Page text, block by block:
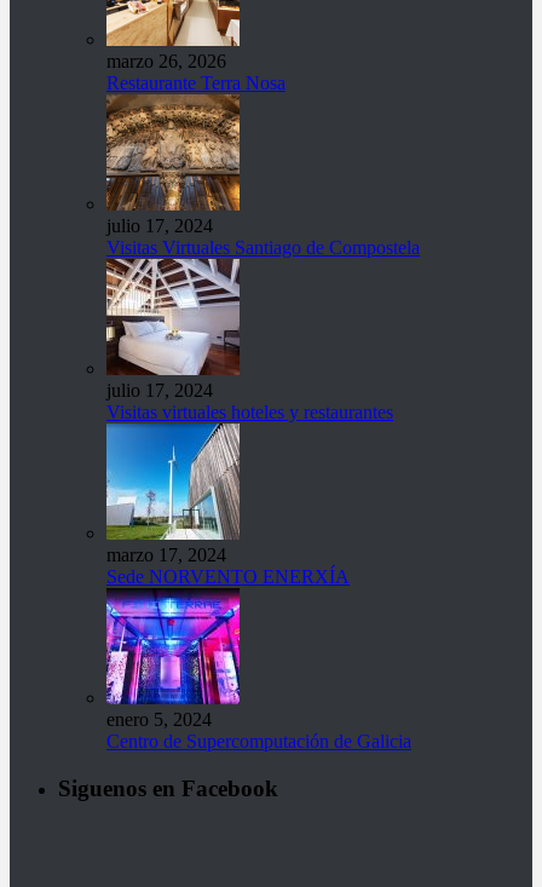
marzo 26, 2026
Restaurante Terra Nosa
julio 17, 2024
Visitas Virtuales Santiago de Compostela
julio 17, 2024
Visitas virtuales hoteles y restaurantes
marzo 17, 2024
Sede NORVENTO ENERXÍA
enero 5, 2024
Centro de Supercomputación de Galicia
Siguenos en Facebook